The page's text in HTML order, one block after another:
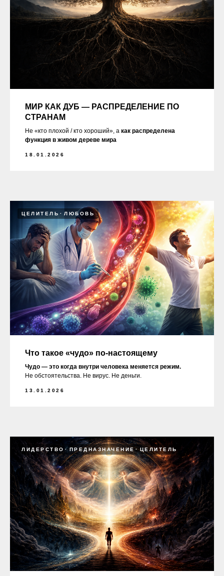
МИР КАК ДУБ — РАСПРЕДЕЛЕНИЕ ПО
СТРАНАМ
Не «кто плохой / кто хороший», а как распределена
функция в живом дереве мира
18.01.2026
ЦЕЛИТЕЛЬ ЛЮБОВЬ
Что такое «чудо» по-настоящему
Чудо — это когда внутри человека меняется режим.
Не обстоятельства. Не вирус. Не деньги.
13.01.2026
ЛИДЕРСТВО ПРЕДНАЗНАЧЕНИЕ ЦЕЛИТЕЛЬ